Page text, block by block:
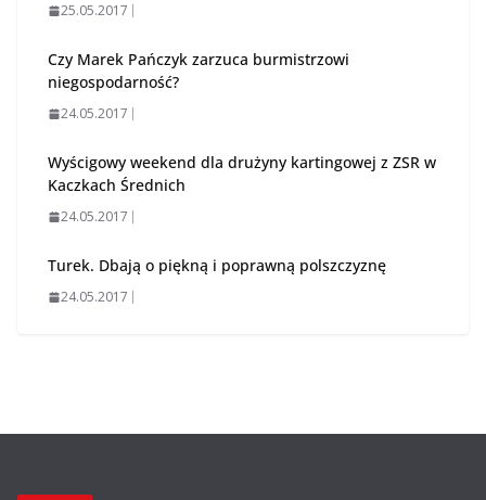
25.05.2017
Czy Marek Pańczyk zarzuca burmistrzowi
niegospodarność?
24.05.2017
Wyścigowy weekend dla drużyny kartingowej z ZSR w
Kaczkach Średnich
24.05.2017
Turek. Dbają o piękną i poprawną polszczyznę
24.05.2017